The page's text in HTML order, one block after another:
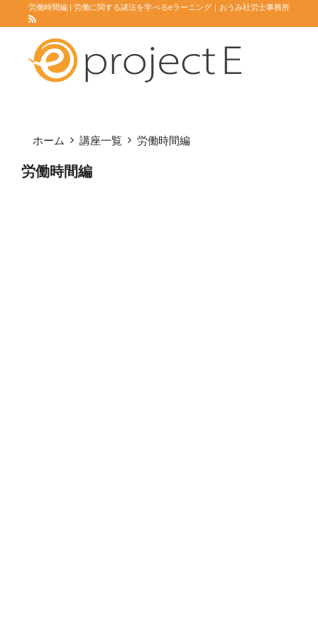
労働時間編 | 労働に関する諸法を学べるeラーニング｜おうみ社労士事務所
ホーム 講座一覧 労働時間編
労働時間編